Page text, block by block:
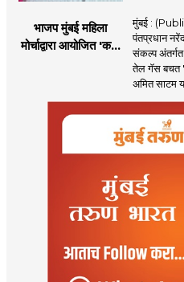
भाजप मुंबई महिला
मोर्चाद्वारा आयोजित 'कमी
मुंबई :
पंतप्रधान
संकल्प अंतर्गत
तेल गॅस बचत '
अमित साटम